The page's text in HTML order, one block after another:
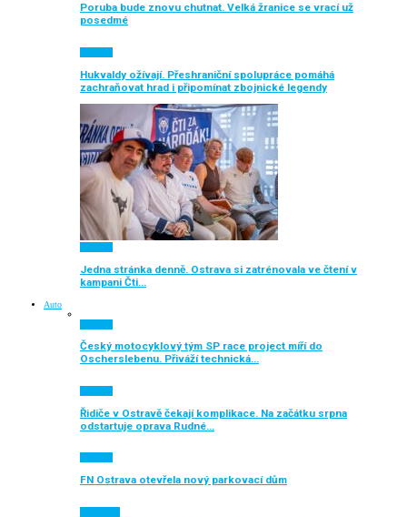
Poruba bude znovu chutnat. Velká žranice se vrací už
posedmé
Hukvaldy ožívají. Přeshraniční spolupráce pomáhá
zachraňovat hrad i připomínat zbojnické legendy
Jedna stránka denně. Ostrava si zatrénovala ve čtení v
kampani Čti…
Auto
Český motocyklový tým SP race project míří do
Oscherslebenu. Přiváží technická…
Řidiče v Ostravě čekají komplikace. Na začátku srpna
odstartuje oprava Rudné…
FN Ostrava otevřela nový parkovací dům